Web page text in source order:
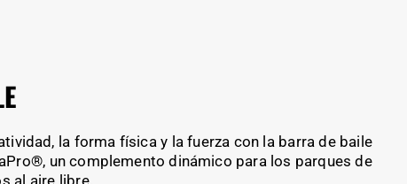
la forma física y la fuerza con la barra de baile
un complemento dinámico para los parques de
al aire libre.